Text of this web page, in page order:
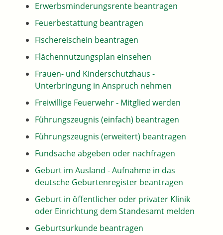
Erwerbsminderungsrente beantragen
Feuerbestattung beantragen
Fischereischein beantragen
Flächennutzungsplan einsehen
Frauen- und Kinderschutzhaus -
Unterbringung in Anspruch nehmen
Freiwillige Feuerwehr - Mitglied werden
Führungszeugnis (einfach) beantragen
Führungszeugnis (erweitert) beantragen
Fundsache abgeben oder nachfragen
Geburt im Ausland - Aufnahme in das
deutsche Geburtenregister beantragen
Geburt in öffentlicher oder privater Klinik
oder Einrichtung dem Standesamt melden
Geburtsurkunde beantragen